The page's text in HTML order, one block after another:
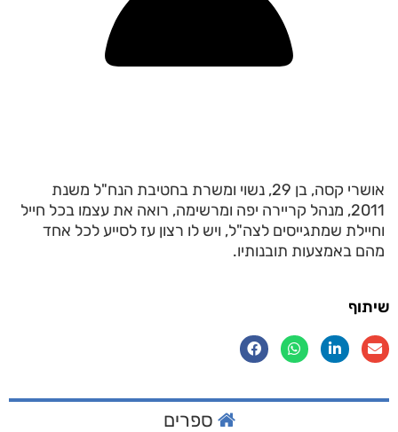
אושרי קסה, בן 29, נשוי ומשרת בחטיבת הנח"ל משנת
2011, מנהל קריירה יפה ומרשימה, רואה את עצמו בכל חייל
וחיילת שמתגייסים לצה"ל, ויש לו רצון עז לסייע לכל אחד
מהם באמצעות תובנותיו.
שיתוף
ספרים